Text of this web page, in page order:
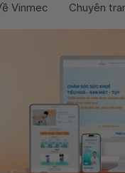
Vinmec Chuyên